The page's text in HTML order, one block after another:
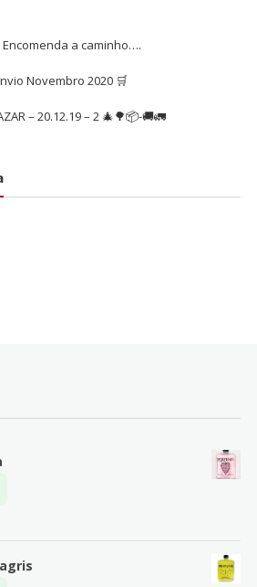
Encomenda a caminho….
Novembro 2020 🛒
– 20.12.19 – 2 🎄🌳📦-🚚🚛